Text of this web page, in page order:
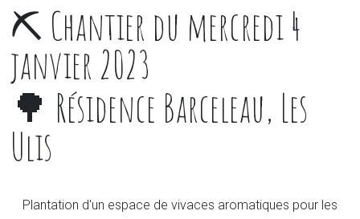
⛏️ Chantier du mercredi 4
janvier 2023
🌳 Résidence Barceleau, Les
Ulis
Plantation d'un espace de vivaces aromatiques pour les